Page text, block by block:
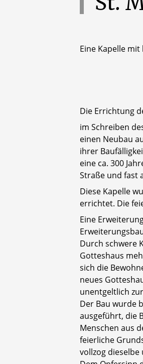
Eine Kapelle
Die Errichtung
im Schreiben
einen Neubau
ihrer
eine ca. 300
Straße und fast
Diese Kapelle
errichtet. Die
Eine
Durch schwere
Gotteshaus
sich die
neues
unentgeltlich
Der Bau wurde
ausgeführt, die
Menschen aus
feierliche
vollzog